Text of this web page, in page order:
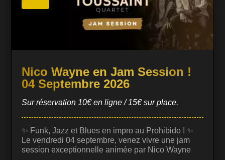
Nico Wayne en Jam Session !
04 Septembre 2026
Sur réservation 10€ en ligne / 15€ sur place.
✨ Funk, Jazz et Blues en impro au Prohibido ! ✨
Le vendredi 04 septembre, venez vivre une jam
session exceptionnelle animée par Nico Wayne